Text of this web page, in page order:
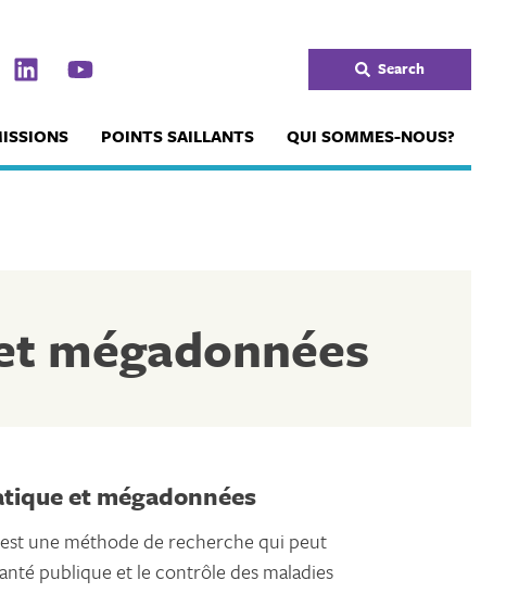
Search
POINTS SAILLANTS QUI SOMMES-NOUS?
mégadonnées
et mégadonnées
une méthode de recherche qui peut
publique et le contrôle des maladies